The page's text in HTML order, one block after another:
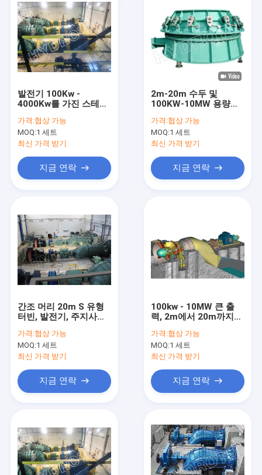
제품
우리에 대하여
공장 여행
뉴스
경우
펠톤 수력 터빈
카플란 수력 터빈
발전기 100Kw -
4000Kw를 가진 스테인
빈
가격:협상 가능
MOQ:1 세트
최신 가격 받기
지금 연락
2m-20m 수두 및
100KW-10MW 용량용
드 S형 수력 터빈
가격:협상 가능
MOQ:1 세트
최신 가격 받기
지금 연락
간조 머리 20m S 유형
터빈, 발전기, 주지사를
가격:협상 가능
MOQ:1 세트
최신 가격 받기
지금 연락
100kw - 10MW 큰 출
력, 2m에서 20m까지
한 갱구 S 유형 터빈
가격:협상 가능
MOQ:1 세트
최신 가격 받기
지금 연락